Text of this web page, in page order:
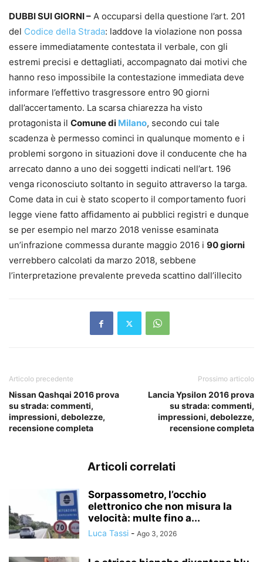
DUBBI SUI GIORNI – A occuparsi della questione l’art. 201
del Codice della Strada: laddove la violazione non possa
essere immediatamente contestata il verbale, con gli
estremi precisi e dettagliati, accompagnato dai motivi che
hanno reso impossibile la contestazione immediata deve
informare l’effettivo trasgressore entro 90 giorni
dall’accertamento. La scarsa chiarezza ha visto
protagonista il Comune di Milano, secondo cui tale
scadenza è permesso cominci in qualunque momento e i
problemi sorgono in situazioni dove il conducente che ha
arrecato danno a uno dei soggetti indicati nell’art. 196
venga riconosciuto soltanto in seguito attraverso la targa.
Come data in cui è stato scoperto il comportamento fuori
legge viene fatto affidamento ai pubblici registri e dunque
se per esempio nel marzo 2018 venisse esaminata
un’infrazione commessa durante maggio 2016 i 90 giorni
verrebbero calcolati da marzo 2018, sebbene
l’interpretazione prevalente preveda scattino dall’illecito
Articolo precedente
Nissan Qashqai 2016 prova
su strada: commenti,
impressioni, debolezze,
recensione completa
Prossimo articolo
Lancia Ypsilon 2016 prova
su strada: commenti,
impressioni, debolezze,
recensione completa
Articoli correlati
Sorpassometro, l’occhio
elettronico che non misura la
velocità: multe fino a...
Luca Tassi - Ago 3, 2026